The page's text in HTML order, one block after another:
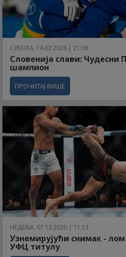
СУБОТА, 14.02.2026 | 21:06
Словенија слави: Чудесни
шампион
ПРОЧИТАЈ ВИШЕ
НЕДЕЉА, 07.12.2025 | 11:13
Узнемирујући снимак - лом
УФЦ титулу